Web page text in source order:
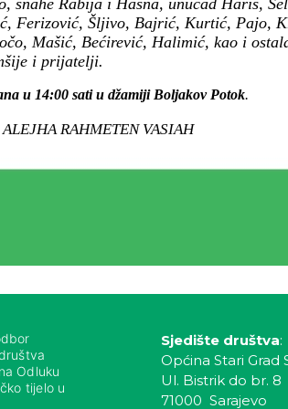
snahe Rabija i Hasna, unučad Haris,
Ferizović, Šljivo, Bajrić, Kurtić, Pajo,
Mašić, Bećirević, Halimić, kao i
i prijatelji.
u 14:00 sati u džamiji Boljakov Potok.
RAHMETEN VASIAH
Odluku
tijelo u
Sjedište društva:
Općina Stari Grad
Ul. Bistrik do br. 8
71000 Sarajevo